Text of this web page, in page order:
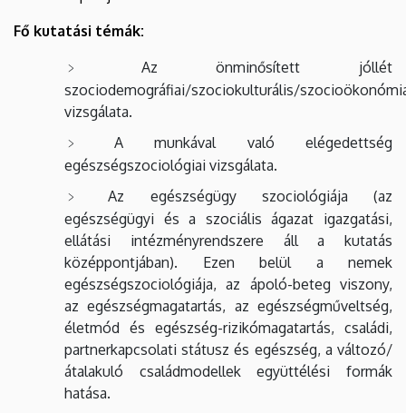
Fő kutatási témák:
Az önminősített jóllét
szociodemográfiai/szociokulturális/
vizsgálata.
A munkával való elégedettség
egészségszociológiai vizsgálata.
Az egészségügy szociológiája (az
egészségügyi és a szociális ágazat igazgatási,
ellátási intézményrendszere áll a kutatás
középpontjában).
Ezen belül a nemek
egészségszociológiája, az ápoló-beteg viszony,
az egészségmagatartás, az egészségműveltség,
életmód és egészség-rizikómagatartás, családi,
partnerkapcsolati státusz és egészség, a változó/
átalakuló családmodellek együttélési formák
hatása.